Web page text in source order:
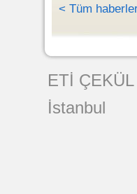
< Tüm
ETİ
İstanbul